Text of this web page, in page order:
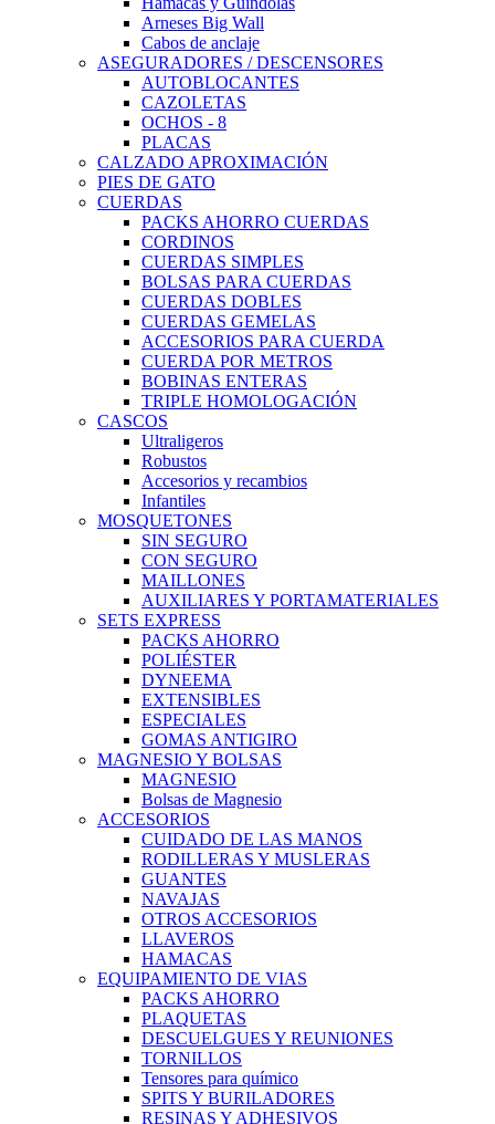
Arneses Big Wall
Cabos de anclaje
ASEGURADORES / DESCENSORES
AUTOBLOCANTES
CAZOLETAS
OCHOS - 8
PLACAS
CALZADO APROXIMACIÓN
PIES DE GATO
CUERDAS
PACKS AHORRO CUERDAS
CORDINOS
CUERDAS SIMPLES
BOLSAS PARA CUERDAS
CUERDAS DOBLES
CUERDAS GEMELAS
ACCESORIOS PARA CUERDA
CUERDA POR METROS
BOBINAS ENTERAS
TRIPLE HOMOLOGACIÓN
CASCOS
Ultraligeros
Robustos
Accesorios y recambios
Infantiles
MOSQUETONES
SIN SEGURO
CON SEGURO
MAILLONES
AUXILIARES Y PORTAMATERIALES
SETS EXPRESS
PACKS AHORRO
POLIÉSTER
DYNEEMA
EXTENSIBLES
ESPECIALES
GOMAS ANTIGIRO
MAGNESIO Y BOLSAS
MAGNESIO
Bolsas de Magnesio
ACCESORIOS
CUIDADO DE LAS MANOS
RODILLERAS Y MUSLERAS
GUANTES
NAVAJAS
OTROS ACCESORIOS
LLAVEROS
HAMACAS
EQUIPAMIENTO DE VIAS
PACKS AHORRO
PLAQUETAS
DESCUELGUES Y REUNIONES
TORNILLOS
Tensores para químico
SPITS Y BURILADORES
RESINAS Y ADHESIVOS